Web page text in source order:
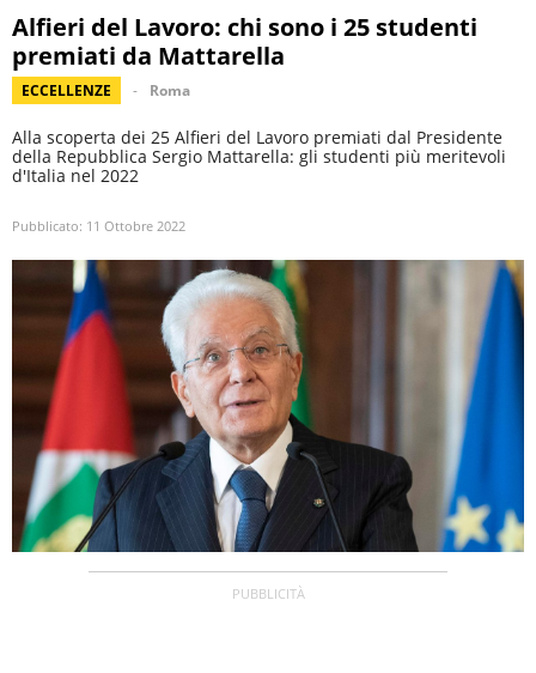
Alfieri del Lavoro: chi sono i 25 studenti
premiati da Mattarella
ECCELLENZE Roma
Alla scoperta dei 25 Alfieri del Lavoro premiati dal Presidente
della Repubblica Sergio Mattarella: gli studenti più meritevoli
d'Italia nel 2022
Pubblicato: 11 Ottobre 2022